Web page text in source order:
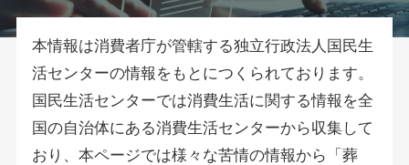
本情報は消費者庁が管轄する独立行政法人国民生
活センターの情報をもとにつくられております。
国民生活センターでは消費生活に関する情報を全
国の自治体にある消費生活センターから収集して
おり、本ページでは様々な苦情の情報から「葬